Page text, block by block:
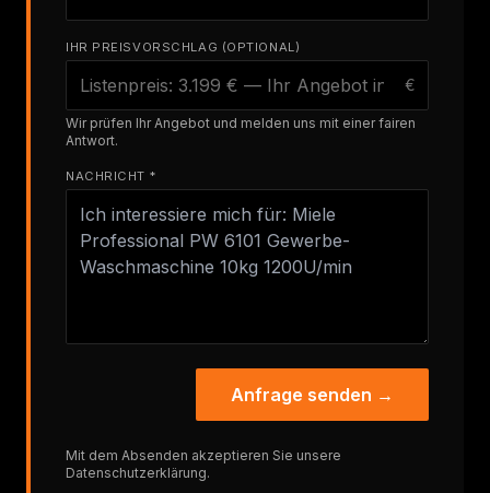
IHR PREISVORSCHLAG (OPTIONAL)
€
Wir prüfen Ihr Angebot und melden uns mit einer fairen
Antwort.
NACHRICHT *
Anfrage senden →
Mit dem Absenden akzeptieren Sie unsere
Datenschutzerklärung.